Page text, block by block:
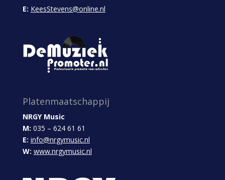
E: KeesStevens@online.nl
Platenmaatschappij
NRGY Music
M: 035 – 624 61 61
E: info@nrgymusic.nl
W: www.nrgymusic.nl